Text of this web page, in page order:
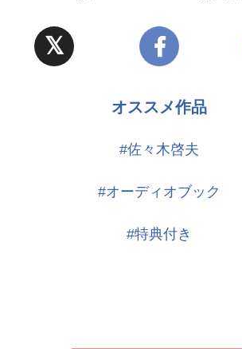
オススメ作品
#佐々木啓夫
#オーディオブック
#特典付き